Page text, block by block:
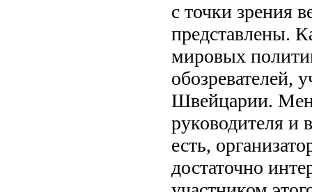
с точки зрения
представлены.
мировых
обозревателей,
Швейцарии.
руководителя и
есть,
достаточно